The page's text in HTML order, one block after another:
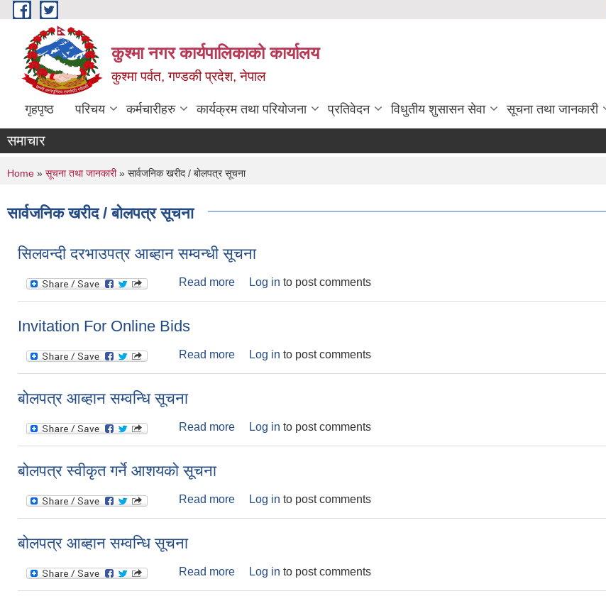
Skip to main content
कुश्मा नगर कार्यपालिकाको कार्यालय
कुश्मा पर्वत, गण्डकी प्रदेश, नेपाल
गृहपृष्ठ परिचय कर्मचारीहरु कार्यक्रम तथा परियोजना प्रतिवेदन विधुतीय शुसासन सेवा सूचना तथा जानकारी
समाचार
You are here
Home » सूचना तथा जानकारी» सार्वजनिक खरीद / बोलपत्र सूचना
सार्वजनिक खरीद / बोलपत्र सूचना
सिलवन्दी दरभाउपत्र आब्हान सम्वन्धी सूचना
Read more about सिलवन्दी दरभाउपत्र आब्हान सम्वन्धी सूचना
Log in to post comments
Invitation For Online Bids
Read more about Invitation For Online Bids
Log in to post comments
बोलपत्र आब्हान सम्वन्धि सूचना
Read more about बोलपत्र आब्हान सम्वन्धि सूचना
Log in to post comments
बोलपत्र स्वीकृत गर्ने आशयको सूचना
Read more about बोलपत्र स्वीकृत गर्ने आशयको सूचना
Log in to post comments
बोलपत्र आब्हान सम्वन्धि सूचना
Read more about बोलपत्र आब्हान सम्वन्धि सूचना
Log in to post comments